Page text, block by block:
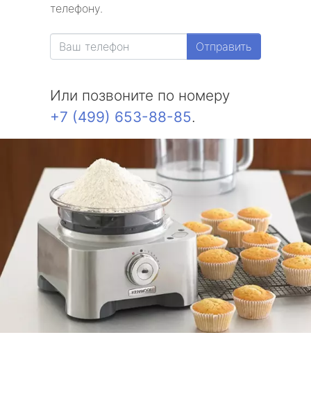
телефону.
Отправить
Или позвоните по номеру
+7 (499) 653-88-85.